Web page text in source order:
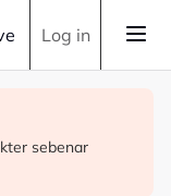
Log in
di tengah
5,000 penduduk
sebenar